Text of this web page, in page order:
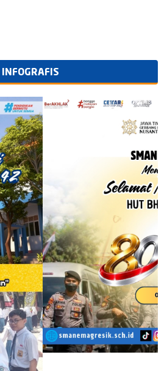
INFOGRAFIS